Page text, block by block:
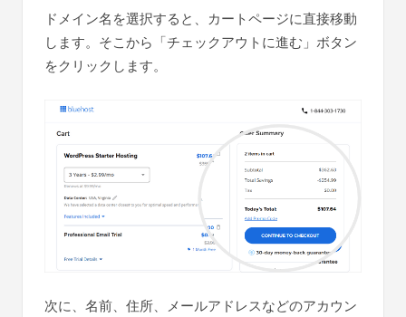
ドメイン名を選択すると、カートページに直接移動
します。そこから「チェックアウトに進む」ボタン
をクリックします。
次に、名前、住所、メールアドレスなどのアカウン